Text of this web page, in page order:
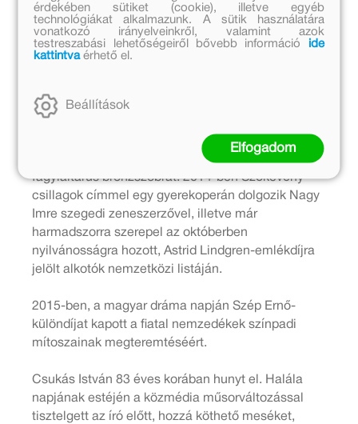
ifjúsági regényéből pedig sikeres tévéfilm készült.
1975-ben a hollywoodi X. televíziós fesztiválon a
Keménykalap és krumpliorr című játékfilm
és krumpliorr című ifjúsági regényében szereplő
valós személy, Bagaméri Mihály kisújszállási
fagylaltárus bronzszobrát. 2014-ben Szökevény
csillagok címmel egy gyerekoperán dolgozik Nagy
Imre szegedi zeneszerzővel, illetve már
harmadszorra szerepel az októberben
nyilvánosságra hozott, Astrid Lindgren-emlékdíjra
jelölt alkotók nemzetközi listáján.
2015-ben, a magyar dráma napján Szép Ernő-
különdíjat kapott a fiatal nemzedékek színpadi
mítoszainak megteremtéséért.
Csukás István 83 éves korában hunyt el. Halála
napjának estéjén a közmédia műsorváltozással
tisztelgett az író előtt, hozzá köthető meséket,
érdekében sütiket (cookie), illetve egyéb
technológiákat alkalmazunk. A sütik használatára
vonatkozó irányelveinkről, valamint azok
testreszabási lehetőségeiről bővebb információ
ide
kattintvaérhető el.
Beállítások
Elfogadom